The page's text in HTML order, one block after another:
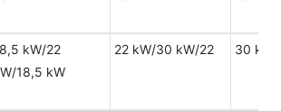
kW/22
18,5 kW
22 kW/30 kW/22 30